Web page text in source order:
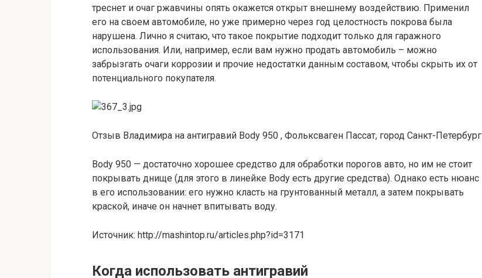
треснет и очаг ржавчины опять окажется открыт внешнему воздействию. Применил
его на своем автомобиле, но уже примерно через год целостность покрова была
нарушена. Лично я считаю, что такое покрытие подходит только для гаражного
использования. Или, например, если вам нужно продать автомобиль – можно
забрызгать очаги коррозии и прочие недостатки данным составом, чтобы скрыть их от
потенциального покупателя.
Отзыв Владимира на антигравий Body 950 , Фольксваген Пассат, город Санкт-Петербург
Body 950 — достаточно хорошее средство для обработки порогов авто, но им не стоит
покрывать днище (для этого в линейке Body есть другие средства). Однако есть нюанс
в его использовании: его нужно класть на грунтованный металл, а затем покрывать
краской, иначе он начнет впитывать воду.
Источник: http://mashintop.ru/articles.php?id=3171
Когда использовать антигравий